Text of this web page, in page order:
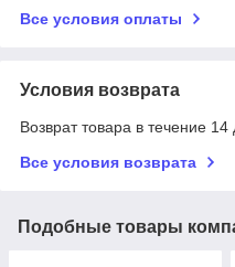
Все условия оплаты
Условия возврата
Возврат товара в течение
Все условия возврата
Подобные товары